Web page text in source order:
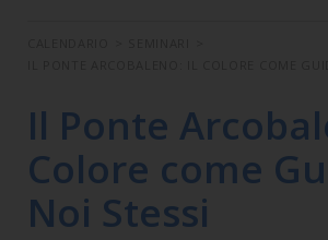
Il Ponte
Colore come
Noi Stessi